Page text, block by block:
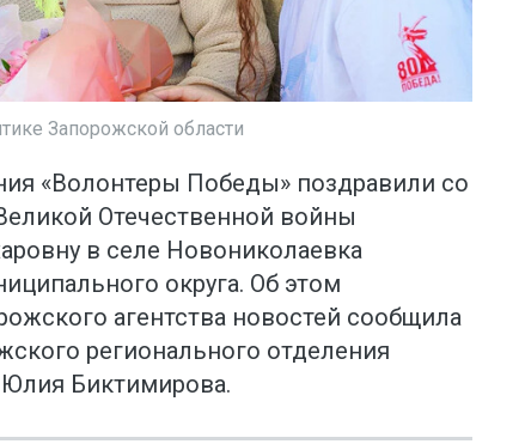
Запорожской области
«Волонтеры Победы» поздравили со
Отечественной войны
в селе Новониколаевка
округа. Об этом
агентства новостей сообщила
регионального отделения
Биктимирова.